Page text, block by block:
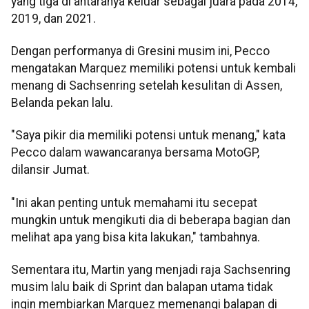
2019, dan 2021.
Dengan performanya di Gresini musim ini, Pecco
mengatakan Marquez memiliki potensi untuk kembali
menang di Sachsenring setelah kesulitan di Assen,
Belanda pekan lalu.
"Saya pikir dia memiliki potensi untuk menang," kata
Pecco dalam wawancaranya bersama MotoGP,
dilansir Jumat.
"Ini akan penting untuk memahami itu secepat
mungkin untuk mengikuti dia di beberapa bagian dan
melihat apa yang bisa kita lakukan," tambahnya.
Sementara itu, Martin yang menjadi raja Sachsenring
musim lalu baik di Sprint dan balapan utama tidak
ingin membiarkan Marquez memenangi balapan di